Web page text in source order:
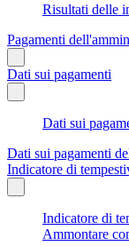
Risultati delle
Pagamenti
Dati sui pagamenti
Dati sui
Dati sui pagamenti
Indicatore di
Indicatore di
Ammontare